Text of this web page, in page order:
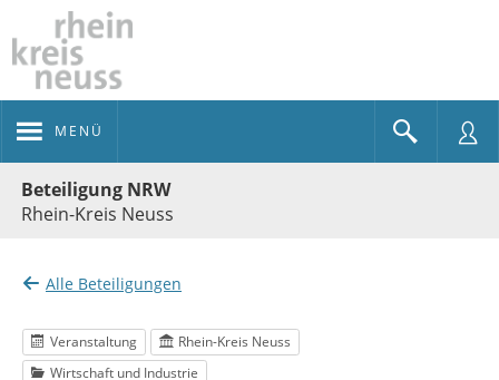
MENÜ
Beteiligung NRW
Rhein-Kreis Neuss
Alle Beteiligungen
Veranstaltung
Rhein-Kreis Neuss
Wirtschaft und Industrie